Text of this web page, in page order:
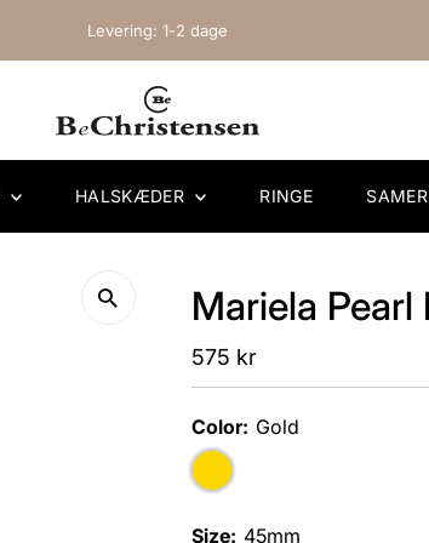
Levering: 1-2 dage
HALSKÆDER RINGE SAMER
Mariela
Regular
Price
575 kr
Color: Gold
Size: 45mm